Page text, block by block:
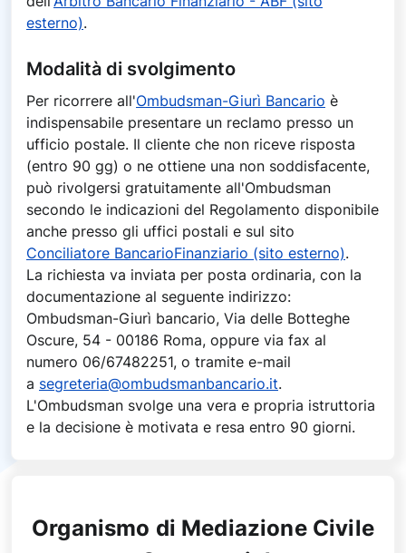
esterno).
Modalità di svolgimento
Per ricorrere all'Ombudsman-Giurì Bancario è
indispensabile presentare un reclamo presso un
ufficio postale. Il cliente che non riceve risposta
(entro 90 gg) o ne ottiene una non soddisfacente,
può rivolgersi gratuitamente all'Ombudsman
secondo le indicazioni del Regolamento disponibile
anche presso gli uffici postali e sul sito
Conciliatore BancarioFinanziario (sito esterno).
La richiesta va inviata per posta ordinaria, con la
documentazione al seguente indirizzo:
Ombudsman-Giurì bancario, Via delle Botteghe
Oscure, 54 - 00186 Roma, oppure via fax al
numero 06/67482251, o tramite e-mail
a segreteria@ombudsmanbancario.it.
L'Ombudsman svolge una vera e propria istruttoria
e la decisione è motivata e resa entro 90 giorni.
Organismo di Mediazione Civile